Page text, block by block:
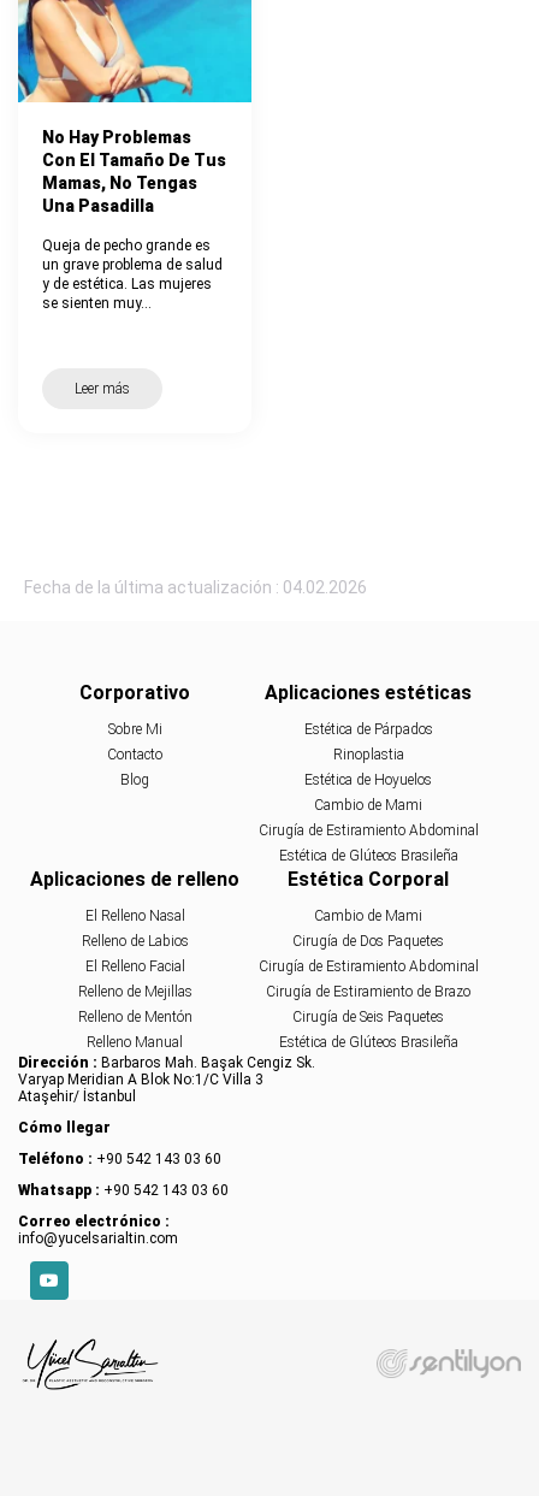
No Hay Problemas
Con El Tamaño De Tus
Mamas, No Tengas
Una Pasadilla
Queja de pecho grande es
un grave problema de salud
y de estética. Las mujeres
se sienten muy…
Leer más
Fecha de la última actualización : 04.02.2026
Corporativo
Sobre Mi
Contacto
Blog
Aplicaciones estéticas
Estética de Párpados
Rinoplastia
Estética de Hoyuelos
Cambio de Mami
Cirugía de Estiramiento Abdominal
Estética de Glúteos Brasileña
Aplicaciones de relleno
El Relleno Nasal
Relleno de Labios
El Relleno Facial
Relleno de Mejillas
Relleno de Mentón
Relleno Manual
Estética Corporal
Cambio de Mami
Cirugía de Dos Paquetes
Cirugía de Estiramiento Abdominal
Cirugía de Estiramiento de Brazo
Cirugía de Seis Paquetes
Estética de Glúteos Brasileña
Dirección : Barbaros Mah. Başak Cengiz Sk.
Varyap Meridian A Blok No:1/C Villa 3
Ataşehir/ İstanbul
Cómo llegar
Teléfono : +90 542 143 03 60
Whatsapp : +90 542 143 03 60
Correo electrónico :
info@yucelsarialtin.com
YouTube